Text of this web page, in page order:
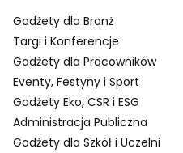
Gadżety dla Branż
Targi i Konferencje
Gadżety dla Pracowników
Eventy, Festyny i Sport
Gadżety Eko, CSR i ESG
Administracja Publiczna
Gadżety dla Szkół i Uczelni